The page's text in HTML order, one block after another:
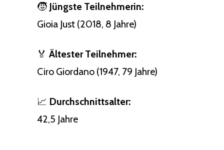
🧒 Jüngste Teilnehmerin:
Gioia Just (2018, 8 Jahre)
🏅 Ältester Teilnehmer:
Ciro Giordano (1947, 79 Jahre)
📈 Durchschnittsalter:
42,5 Jahre